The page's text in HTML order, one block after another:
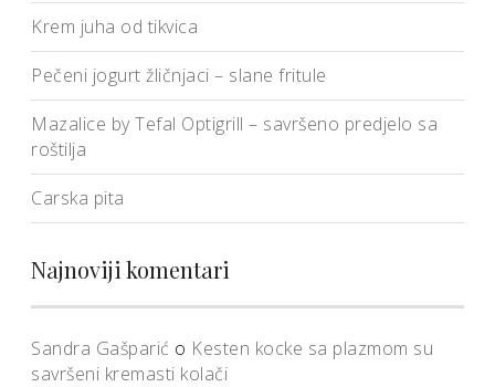
Krem juha od tikvica
Pečeni jogurt žličnjaci – slane fritule
Mazalice by Tefal Optigrill – savršeno predjelo sa
roštilja
Carska pita
Najnoviji komentari
Sandra Gašparić o Kesten kocke sa plazmom su
savršeni kremasti kolači